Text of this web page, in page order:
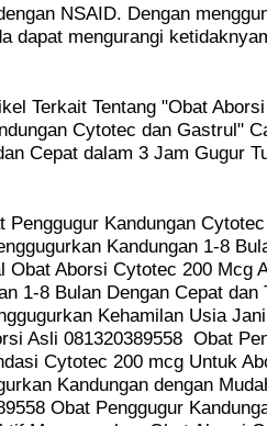
NSAID. Dengan
dapat mengurangi
Terkait Tentang "Obat
Cytotec dan Gastrul"
Cepat dalam 3 Jam Gugur
Penggugur Kandungan
Kandungan 1-8
Obat Aborsi Cytotec 200 Mcg
1-8 Bulan Dengan Cepat dan
Kehamilan Usia
Asli 081320389558 Obat
Cytotec 200 mcg Untuk
Kandungan dengan
Obat Penggugur